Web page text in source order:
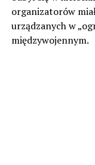
organizatorów
urządzanych w
międzywojennym.